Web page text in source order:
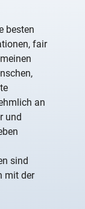
besten
fair
an
und
sind
mit der